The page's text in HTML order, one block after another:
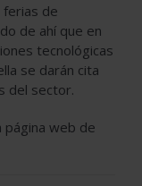
ferias de
de ahí que en
tecnológicas
se darán cita
del sector.
página web de